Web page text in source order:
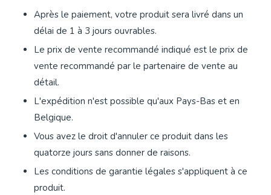
Après le paiement, votre produit sera livré dans un
délai de 1 à 3 jours ouvrables.
Le prix de vente recommandé indiqué est le prix de
vente recommandé par le partenaire de vente au
détail.
L'expédition n'est possible qu'aux Pays-Bas et en
Belgique.
Vous avez le droit d'annuler ce produit dans les
quatorze jours sans donner de raisons.
Les conditions de garantie légales s'appliquent à ce
produit.